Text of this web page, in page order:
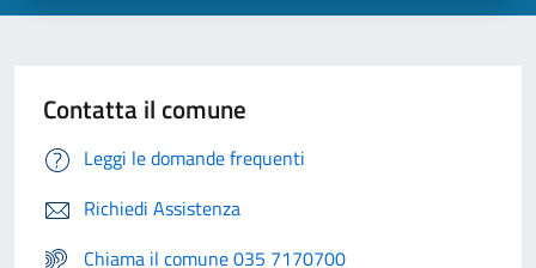
Contatta il comune
Leggi le domande frequenti
Richiedi Assistenza
Chiama il comune 035 7170700